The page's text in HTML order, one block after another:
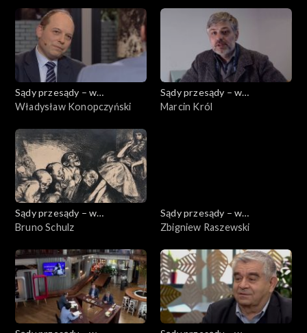
Sądy przesądy – w
powiększeniu
Władysław Konopczyński
Sądy przesądy – w
powiększeniu
Marcin Król
Sądy przesądy – w
powiększeniu
Bruno Schulz
Sądy przesądy – w
powiększeniu
Zbigniew Raszewski